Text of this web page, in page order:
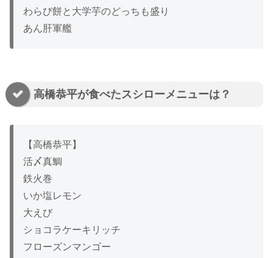
わらび餅と大学芋のどっちも盛り
あん肝軍艦
高橋恭平が食べたスシローメニューは？
【高橋恭平】
活〆真鯛
鉄火巻
いか塩レモン
大えび
ショコラケーキリッチ
フローズンマンゴー